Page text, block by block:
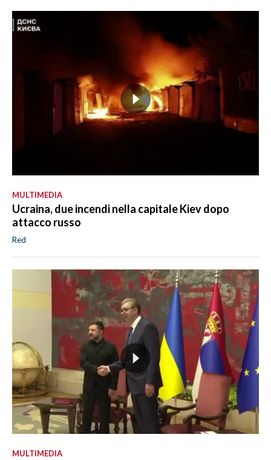
MULTIMEDIA
Ucraina, due incendi nella capitale Kiev dopo
attacco russo
Red
MULTIMEDIA